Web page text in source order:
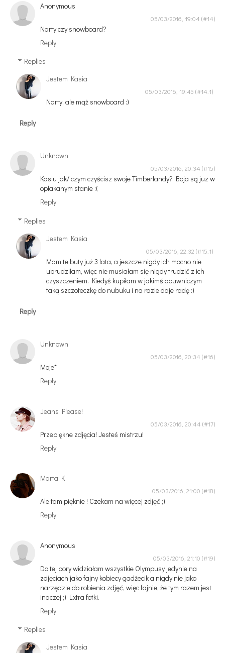
Anonymous
05/03/2016, 19:04
Narty czy snowboard?
Reply
Replies
Jestem Kasia
05/03/2016, 19:45
Narty, ale mąż snowboard :)
Reply
Unknown
05/03/2016, 20:34
Kasiu jak/ czym czyścisz swoje Timberlandy? Boja są juz w
opłakanym stanie :(
Reply
Replies
Jestem Kasia
05/03/2016, 22:32
Mam te buty już 3 lata, a jeszcze nigdy ich mocno nie
ubrudziłam, więc nie musiałam się nigdy trudzić z ich
czyszczeniem. Kiedyś kupiłam w jakimś obuwniczym
taką szczoteczkę do nubuku i na razie daje radę :)
Reply
Unknown
05/03/2016, 20:34
Moje*
Reply
Jeans Please!
05/03/2016, 20:44
Przepiękne zdjęcia! Jesteś mistrzu!
Reply
Marta K
05/03/2016, 21:00
Ale tam pięknie ! Czekam na więcej zdjęć ;)
Reply
Anonymous
05/03/2016, 21:10
Do tej pory widziałam wszystkie Olympusy jedynie na
zdjęciach jako fajny kobiecy gadżecik a nigdy nie jako
narzędzie do robienia zdjęć, więc fajnie, że tym razem jest
inaczej ;) Extra fotki.
Reply
Replies
Jestem Kasia